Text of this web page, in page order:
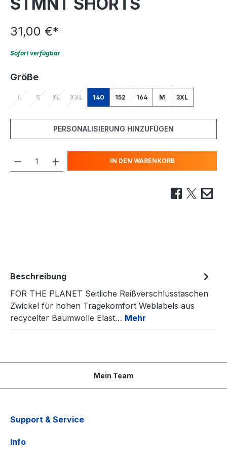
31,00 €*
Sofort verfügbar
Größeauswählen
L(Diese Option ist zurzeit nicht verfügbar.)
S(Diese Option ist zurzeit nicht verfügbar.)
XL(Diese Option ist zurzeit nicht verfügbar.)
XXL(Diese Option ist zurzeit nicht verfügbar.)
140 152 164 M 3XL
PERSONALISIERUNG HINZUFÜGEN
IN DEN WARENKORB
Beschreibung
FOR THE PLANET Seitliche Reißverschlusstaschen
Zwickel für hohen Tragekomfort Weblabels aus
recycelter Baumwolle Elast… Mehr
Mein Team
Support & Service
Info